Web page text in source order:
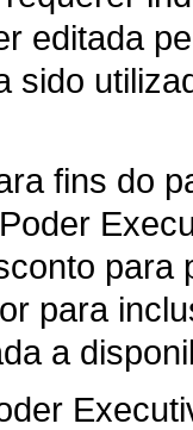
editada
sido
fins do
para
para
a